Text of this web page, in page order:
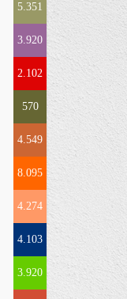
5.351
3.920
2.102
570
4.549
8.095
4.274
4.103
3.920